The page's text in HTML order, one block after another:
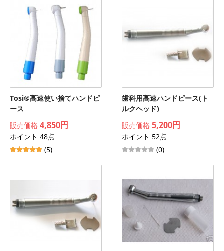
Tosi®高速使い捨てハンドピ
ース
販売価格 4,850円
ポイント 48点
(5)
歯科用高速ハンドピース(ト
ルクヘッド)
販売価格 5,200円
ポイント 52点
(0)